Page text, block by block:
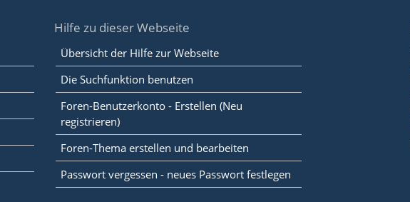
Hilfe zu dieser Webseite
Übersicht der Hilfe zur Webseite
Die Suchfunktion benutzen
Foren-Benutzerkonto - Erstellen (Neu
registrieren)
Foren-Thema erstellen und bearbeiten
Passwort vergessen - neues Passwort festlegen